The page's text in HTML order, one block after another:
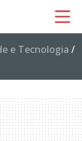
e Tecnologia /